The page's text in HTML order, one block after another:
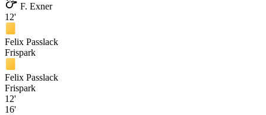
F. Exner
12'
Felix Passlack
Frispark
Felix Passlack
Frispark
12'
16'